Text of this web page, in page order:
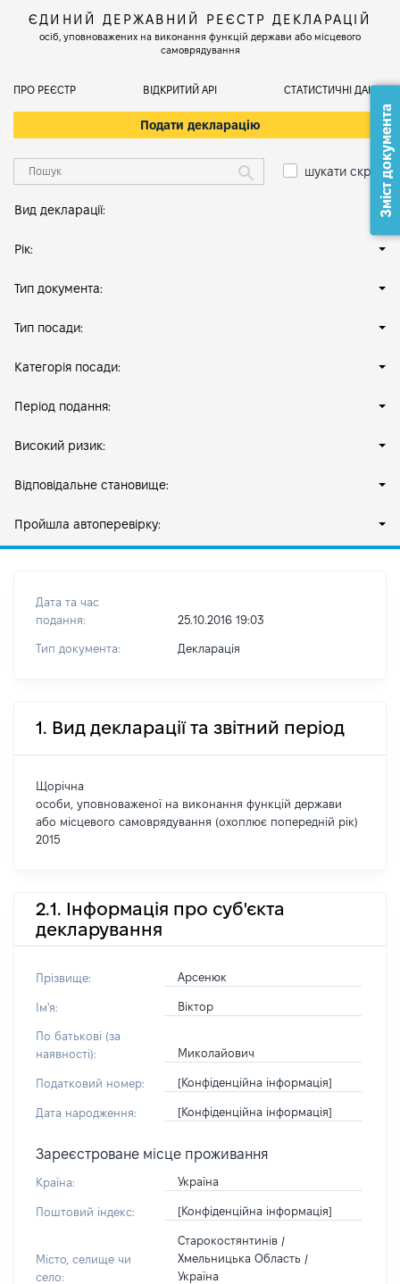
ЄДИНИЙ ДЕРЖАВНИЙ РЕЄСТР ДЕКЛАРАЦІЙ
осіб, уповноважених на виконання функцій держави або місцевого
самоврядування
ПРО РЕЄСТР ВІДКРИТИЙ АРІ СТАТИСТИЧНІ ДАНІ
Подати декларацію
шукати скрізь
Вид декларації:
Рік:
Тип документа:
Тип посади:
Категорія посади:
Період подання:
Високий ризик:
Відповідальне становище:
Пройшла автоперевірку:
Дата та час
подання:
25.10.2016 19:03
Тип документа: Декларація
1. Вид декларації та звітний період
Щорічна
особи, уповноваженої на виконання функцій держави
або місцевого самоврядування (охоплює попередній рік)
2015
2.1. Інформація про суб'єкта
декларування
Прізвище: Арсенюк
Ім'я: Віктор
По батькові (за
наявності):
Миколайович
Податковий номер: [Конфіденційна інформація]
Дата народження: [Конфіденційна інформація]
Зареєстроване місце проживання
Країна: Україна
Поштовий індекс: [Конфіденційна інформація]
Місто, селище чи
село:
Старокостянтинів /
Хмельницька Область /
Україна
Зміст документа